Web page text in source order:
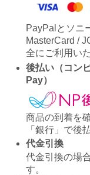
PayPalとソニ
MasterCard /
全にご利用い
後払い（コン
Pay）
商品の到着を
「銀行」で後
代金引換
代金引換の場
す。